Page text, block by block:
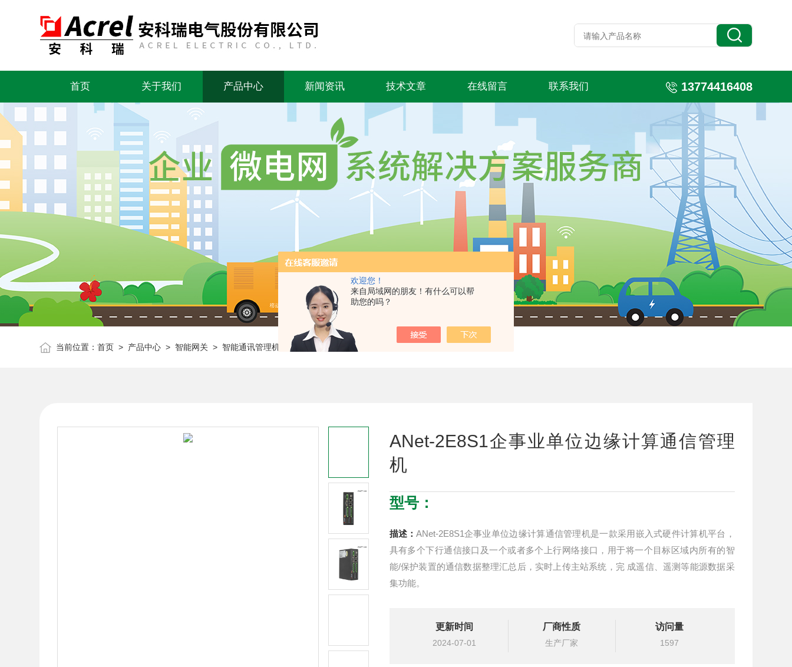
欢迎您！
来自局域网的朋友！有什么可以帮
助您的吗？
首页 关于我们 产品中心 新闻资讯 技术文章 在线留言 联系我们 13774416408
当前位置：首页 > 产品中心 > 智能网关 > 智能通讯管理机 > ANet-2E8S1企事业单位边缘计算通信管理机
ANet-2E8S1企事业单位边缘计算通信管理
机
型号：
描述： ANet-2E8S1企事业单位边缘计算通信管理机是一款采用嵌入式硬件计算机平台，
具有多个下行通信接口及一个或者多个上行网络接口，用于将一个目标区域内所有的智
能/保护装置的通信数据整理汇总后，实时上传主站系统，完 成遥信、遥测等能源数据采
集功能。
更新时间
2024-07-01
厂商性质
生产厂家
访问量
1597